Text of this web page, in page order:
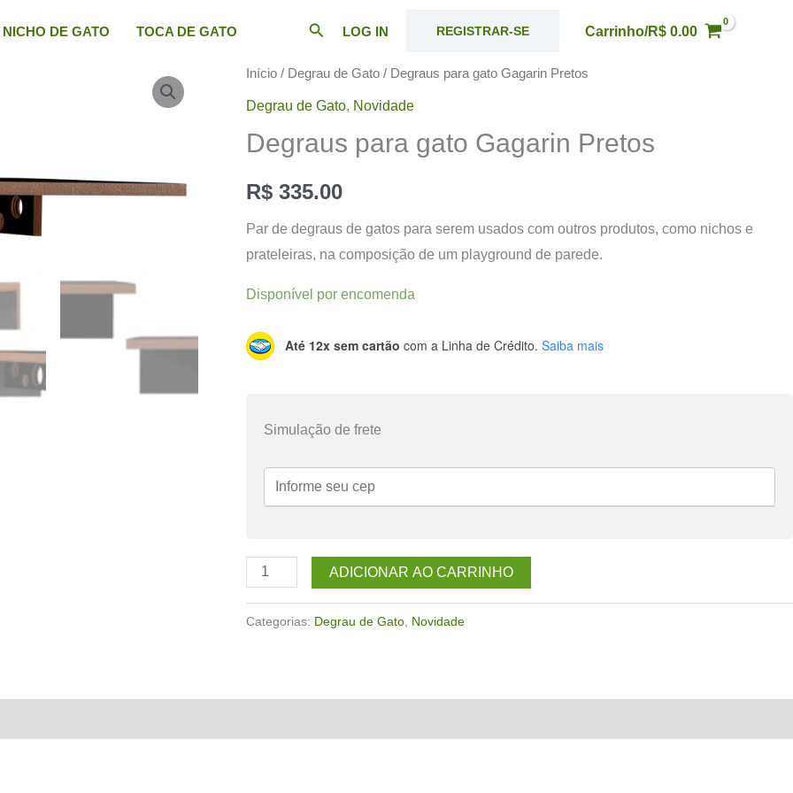
NICHO DE GATO TOCA DE GATO Pesquisar
LOG IN REGISTRAR-SE Carrinho/R$0.00
Início/ Degrau de Gato/ Degraus para gato Gagarin Pretos
Degrau de Gato, Novidade
Degraus para gato Gagarin Pretos
R$335.00
Par de degraus de gatos para serem usados com outros produtos, como nichos e
prateleiras, na composição de um playground de parede.
Disponível por encomenda
Até 12x sem cartão com a Linha de Crédito. Saiba mais
Simulação de frete
Degraus
gato
quantidade
ADICIONAR AO CARRINHO
Categorias: Degrau de Gato, Novidade